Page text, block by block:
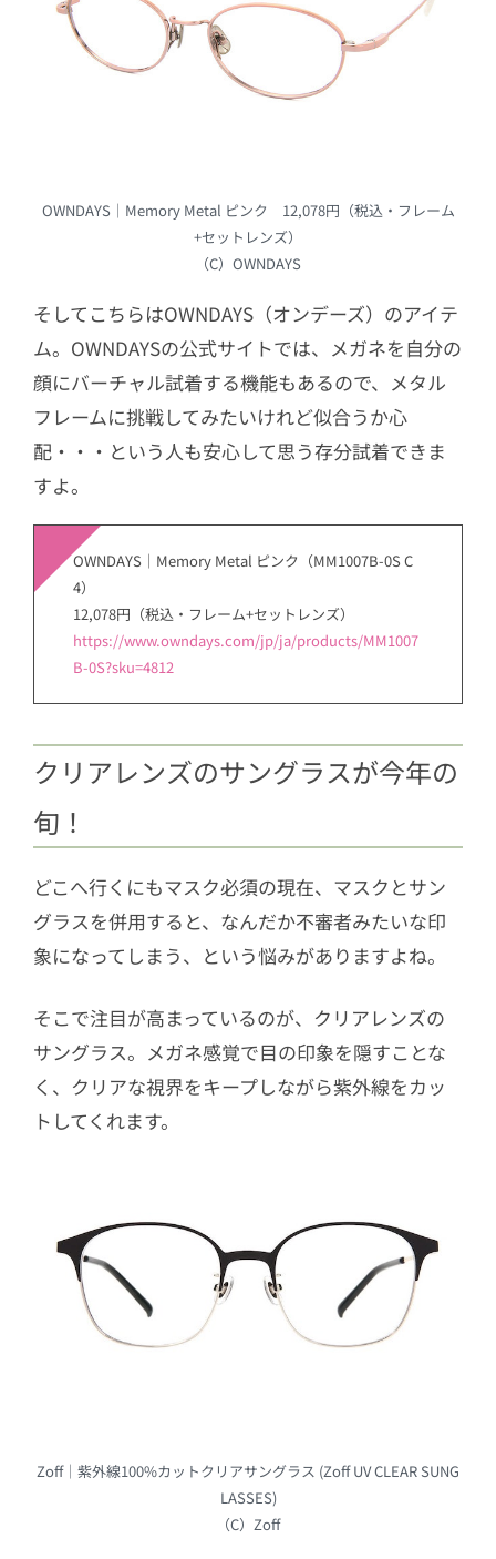
OWNDAYS｜Memory Metal ピンク 12,078円（税込・フレーム
+セットレンズ）
（C）OWNDAYS
そしてこちらはOWNDAYS（オンデーズ）のアイテ
ム。OWNDAYSの公式サイトでは、メガネを自分の
顔にバーチャル試着する機能もあるので、メタル
フレームに挑戦してみたいけれど似合うか心
配・・・という人も安心して思う存分試着できま
すよ。
OWNDAYS｜Memory Metal ピンク（MM1007B-0S C
4）
12,078円（税込・フレーム+セットレンズ）
https://www.owndays.com/jp/ja/products/MM1007
B-0S?sku=4812
クリアレンズのサングラスが今年の
旬！
どこへ行くにもマスク必須の現在、マスクとサン
グラスを併用すると、なんだか不審者みたいな印
象になってしまう、という悩みがありますよね。
そこで注目が高まっているのが、クリアレンズの
サングラス。メガネ感覚で目の印象を隠すことな
く、クリアな視界をキープしながら紫外線をカッ
トしてくれます。
Zoff｜紫外線100%カットクリアサングラス (Zoff UV CLEAR SUNG
LASSES)
（C）Zoff